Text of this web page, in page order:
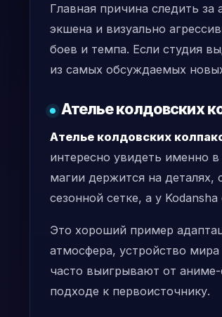
Главная причина следить
экшена и визуально
боев и темпа. Если студия
из самых обсуждаемых
Ателье колдовских
Ателье колдовских
интересно увидеть именно
магии держится на
сезонной сетке, а у
Это хороший пример
атмосфера, устройство
часто выигрывают от
подходе к первоисточнику.